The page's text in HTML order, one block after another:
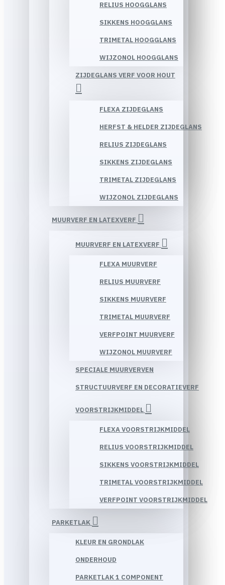
RELIUS HOOGGLANS
SIKKENS HOOGGLANS
TRIMETAL HOOGGLANS
WIJZONOL HOOGGLANS
ZIJDEGLANS VERF VOOR HOUT
FLEXA ZIJDEGLANS
HERFST & HELDER ZIJDEGLANS
RELIUS ZIJDEGLANS
SIKKENS ZIJDEGLANS
TRIMETAL ZIJDEGLANS
WIJZONOL ZIJDEGLANS
MUURVERF EN LATEXVERF
MUURVERF EN LATEXVERF
FLEXA MUURVERF
RELIUS MUURVERF
SIKKENS MUURVERF
TRIMETAL MUURVERF
VERFPOINT MUURVERF
WIJZONOL MUURVERF
SPECIALE MUURVERVEN
STRUCTUURVERF EN DECORATIEVERF
VOORSTRIJKMIDDEL
FLEXA VOORSTRIJKMIDDEL
RELIUS VOORSTRIJKMIDDEL
SIKKENS VOORSTRIJKMIDDEL
TRIMETAL VOORSTRIJKMIDDEL
VERFPOINT VOORSTRIJKMIDDEL
PARKETLAK
KLEUR EN GRONDLAK
ONDERHOUD
PARKETLAK 1 COMPONENT